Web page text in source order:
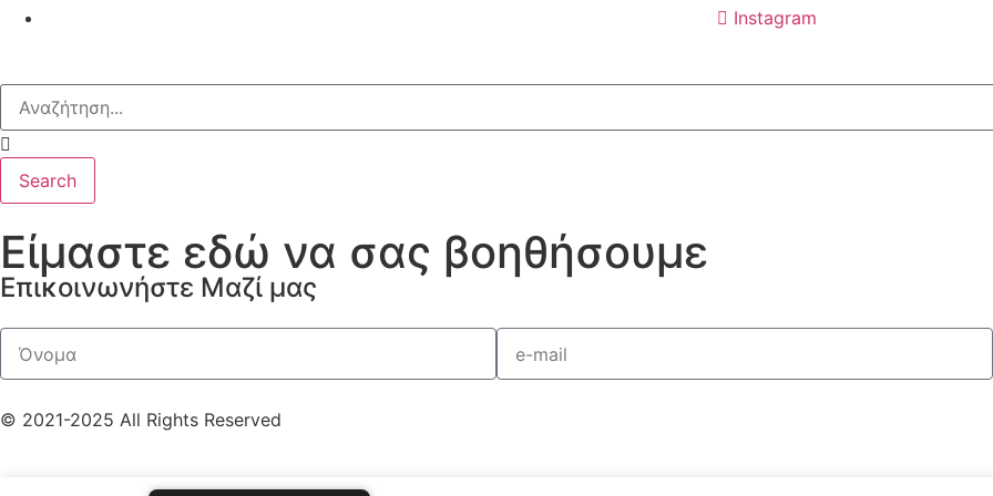
Instagram
Search
Είμαστε εδώ να σας βοηθήσουμε
Επικοινωνήστε Μαζί μας
© 2021-2025 All Rights Reserved
Συχνές ερωτήσεις|Πολιτική Απορρήτου